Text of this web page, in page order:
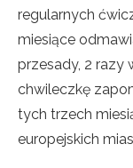
regularnych
miesiące
przesady, 2 razy
chwileczkę
tych trzech
europejskich